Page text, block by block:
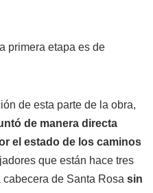
primera etapa es de
de esta parte de la obra,
de manera directa
el estado de los caminos
que están hace tres
de Santa Rosa sin